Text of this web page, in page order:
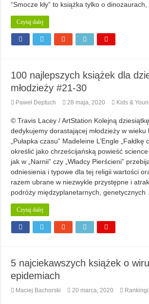
“Smocze kły” to książka tylko o
Czytaj dalej
100 najlepszych książek dla
młodzieży #21-30
Paweł Deptuch 28 maja, 2020 Kids &
© Travis Lacey / ArtStation Kolejną
dedykujemy dorastającej młodzieży w
„Pułapka czasu” Madeleine L’Engle „Fałdkę
określić jako chrześcijańską powieść
jak w „Narnii” czy „Władcy Pierścieni”
odniesienia i typowe dla tej religii wartości
razem ubrane w niezwykle przystępne i
podróży międzyplanetarnych, genetycznych
Czytaj dalej
5 najciekawszych książek o
epidemiach
Maciej Bachorski 20 marca, 2020 Rankingi